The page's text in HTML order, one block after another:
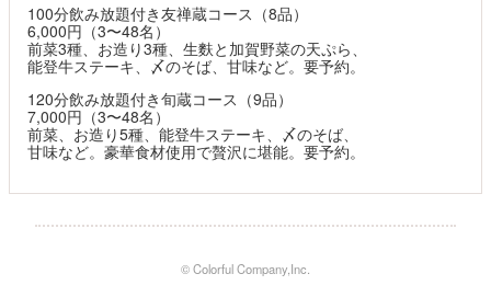
100分飲み放題付き友禅蔵コース（8品）
6,000円（3〜48名）
前菜3種、お造り3種、生麩と加賀野菜の天ぷら、
能登牛ステーキ、〆のそば、甘味など。要予約。
120分飲み放題付き旬蔵コース（9品）
7,000円（3〜48名）
前菜、お造り5種、能登牛ステーキ、〆のそば、
甘味など。豪華食材使用で贅沢に堪能。要予約。
© Colorful Company,Inc.